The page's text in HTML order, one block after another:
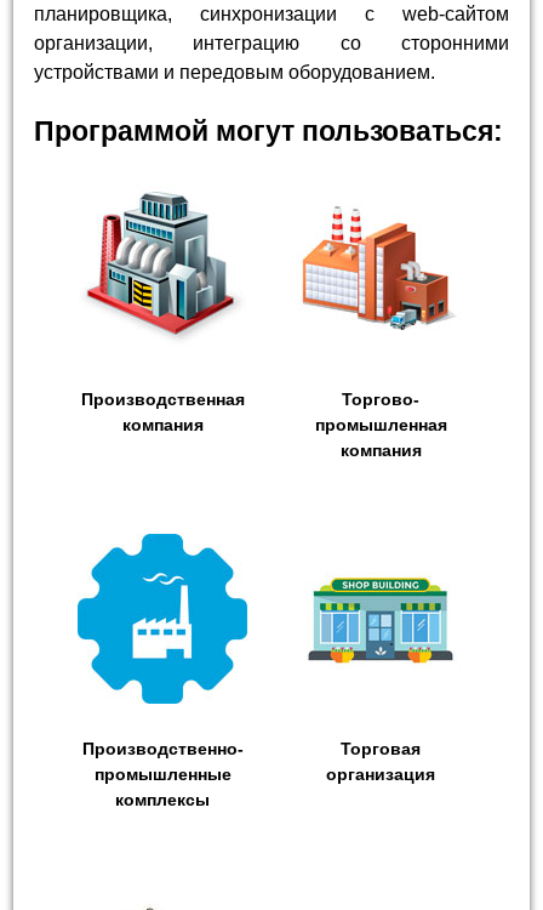
планировщика, синхронизации с web-сайтом
организации, интеграцию со сторонними
устройствами и передовым оборудованием.
Программой могут пользоваться:
Производственная
компания
Торгово-
промышленная
компания
Производственно-
промышленные
комплексы
Торговая
организация